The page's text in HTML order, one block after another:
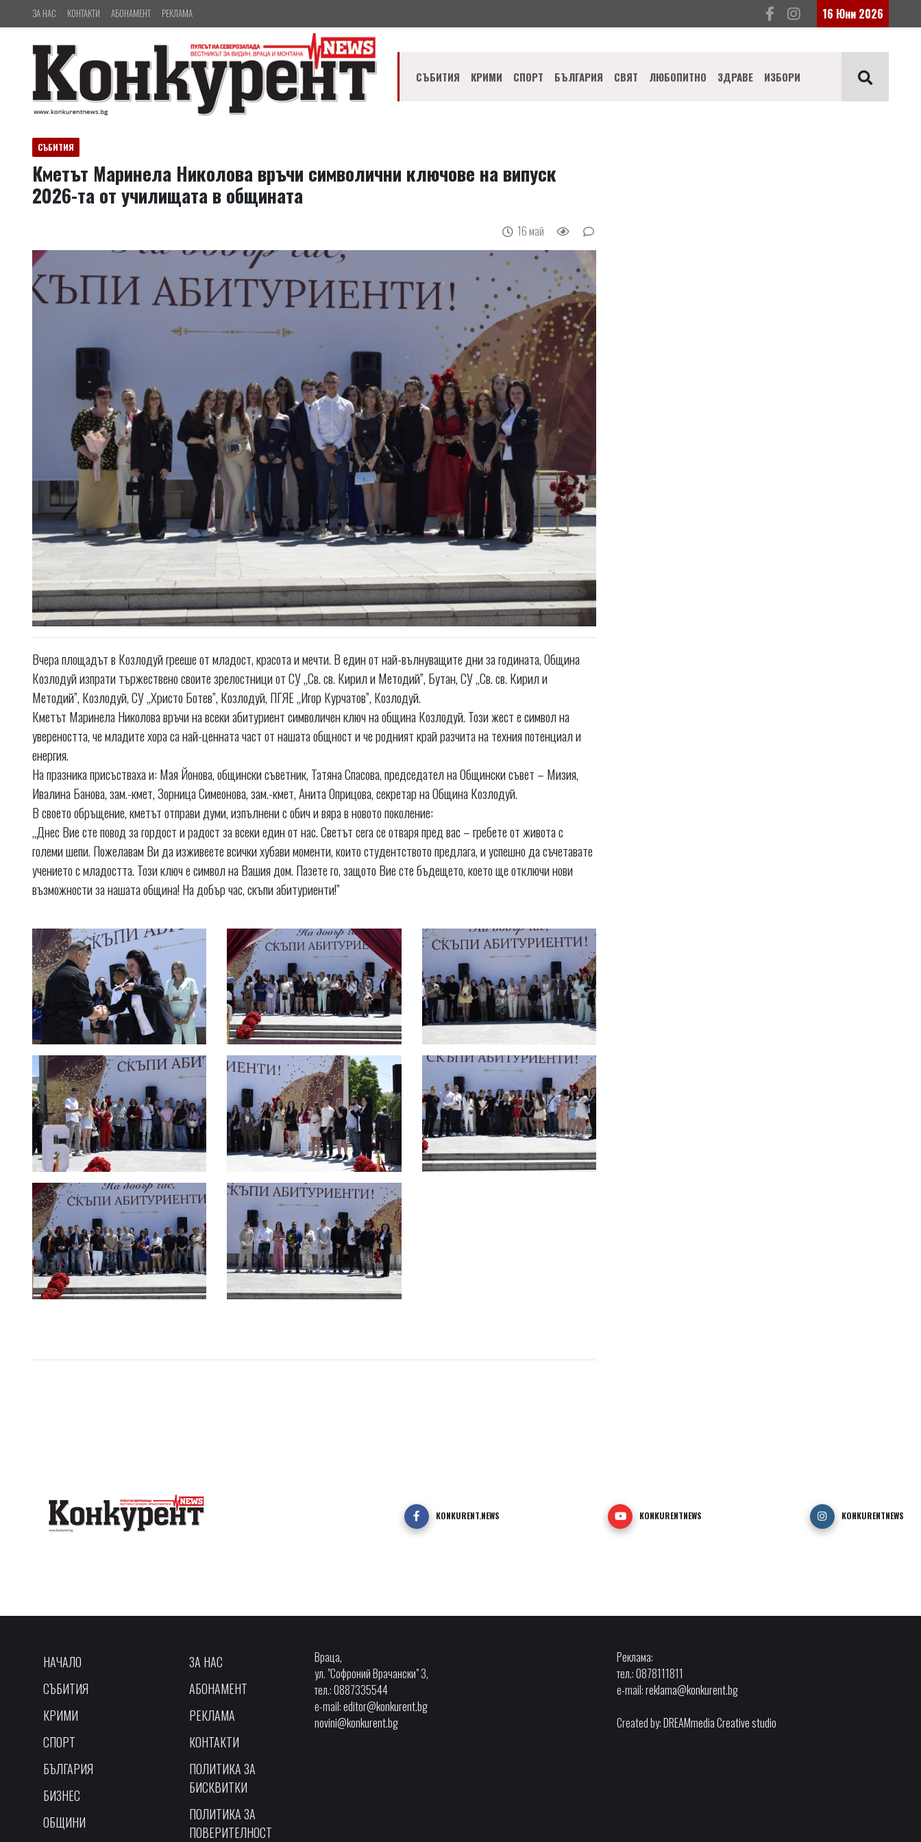
ЗА НАС КОНТАКТИ АБОНАМЕНТ РЕКЛАМА 16 Юни 2026
СЪБИТИЯ КРИМИ СПОРТ БЪЛГАРИЯ СВЯТ ЛЮБОПИТНО ЗДРАВЕ ИЗБОРИ
СЪБИТИЯ
Кметът Маринела Николова връчи символични ключове на випуск
2026-та от училищата в общината
16 май
Вчера площадът в Козлодуй грееше от младост, красота и мечти. В един от най-вълнуващите дни за годината, Община
Козлодуй изпрати тържествено своите зрелостници от СУ „Св. св. Кирил и Методий”, Бутан, СУ „Св. св. Кирил и
Методий”, Козлодуй, СУ „Христо Ботев”, Козлодуй, ПГЯЕ „Игор Курчатов”, Козлодуй.
Кметът Маринела Николова връчи на всеки абитуриент символичен ключ на община Козлодуй. Този жест е символ на
увереността, че младите хора са най-ценната част от нашата общност и че родният край разчита на техния потенциал и
енергия.
На празника присъстваха и: Мая Йонова, общински съветник, Татяна Спасова, председател на Общински съвет – Мизия,
Ивалина Банова, зам.-кмет, Зорница Симеонова, зам.-кмет, Анита Оприцова, секретар на Община Козлодуй.
В своето обръщение, кметът отправи думи, изпълнени с обич и вяра в новото поколение:
„Днес Вие сте повод за гордост и радост за всеки един от нас. Светът сега се отваря пред вас – гребете от живота с
големи шепи. Пожелавам Ви да изживеете всички хубави моменти, които студентството предлага, и успешно да съчетавате
учението с младостта. Този ключ е символ на Вашия дом. Пазете го, защото Вие сте бъдещето, което ще отключи нови
възможности за нашата община! На добър час, скъпи абитуриенти!”
KONKURENT.NEWS KONKURENTNEWS KONKURENTNEWS
НАЧАЛО
СЪБИТИЯ
КРИМИ
СПОРТ
БЪЛГАРИЯ
БИЗНЕС
ОБЩИНИ
ЗА НАС
АБОНАМЕНТ
РЕКЛАМА
КОНТАКТИ
ПОЛИТИКА ЗА
БИСКВИТКИ
ПОЛИТИКА ЗА
ПОВЕРИТЕЛНОСТ
Враца,
ул. "Софроний Врачански" 3,
тел.: 0887335544
e-mail:editor@konkurent.bg
novini@konkurent.bg
Реклама:
тел.: 0878111811
e-mail:reklama@konkurent.bg
Created by:DREAMmedia Creative studio